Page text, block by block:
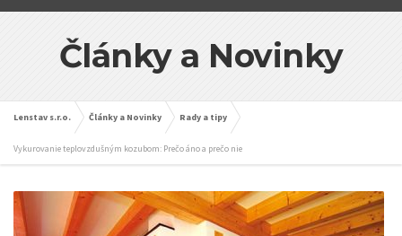
Články a Novinky
Lenstav s.r.o. Články a Novinky Rady a tipy
Vykurovanie teplovzdušným kozubom: Prečo áno a prečo nie